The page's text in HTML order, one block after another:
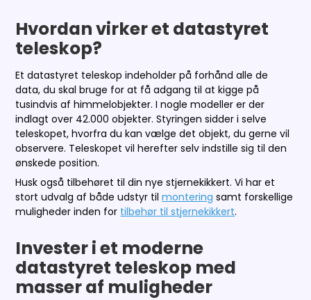
Hvordan virker et datastyret
teleskop?
Et datastyret teleskop indeholder på forhånd alle de
data, du skal bruge for at få adgang til at kigge på
tusindvis af himmelobjekter. I nogle modeller er der
indlagt over 42.000 objekter. Styringen sidder i selve
teleskopet, hvorfra du kan vælge det objekt, du gerne vil
observere. Teleskopet vil herefter selv indstille sig til den
ønskede position.
Husk også tilbehøret til din nye stjernekikkert. Vi har et
stort udvalg af både udstyr tilmontering samt forskellige
muligheder inden for tilbehør til stjernekikkert.
Invester i et moderne
datastyret teleskop med
masser af muligheder